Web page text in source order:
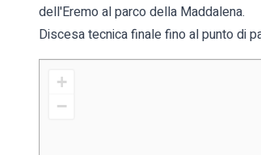
dell'Eremo al parco della Maddalena.
Discesa tecnica finale fino al punto di
+
−